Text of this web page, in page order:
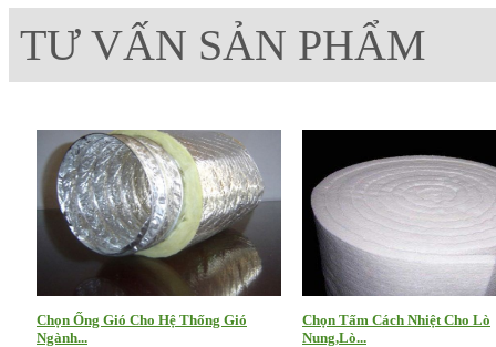
TƯ VẤN SẢN PHẨM
Chọn Ống Gió Cho Hệ Thống Gió
Ngành...
Chọn Tấm Cách Nhiệt Cho Lò
Nung,Lò...